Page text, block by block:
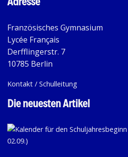
Französisches Gymnasium
Lycée Français
Derfflingerstr. 7
10785 Berlin
Kontakt / Schulleitung
Die neuesten Artikel